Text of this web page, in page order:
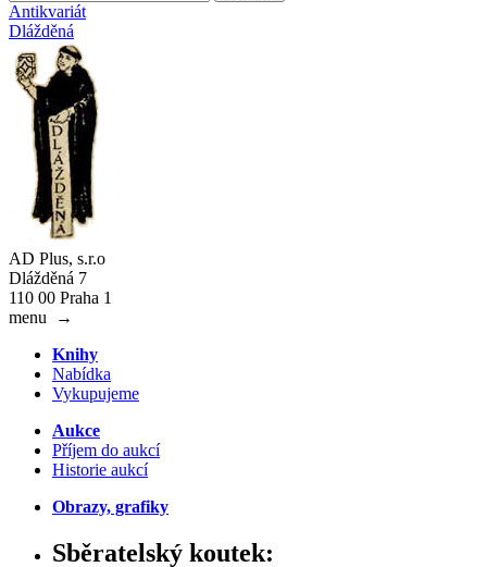
Antikvariát
Dlážděná
AD Plus, s.r.o
Dlážděná 7
110 00 Praha 1
menu
→
Knihy
Nabídka
Vykupujeme
Aukce
Příjem do aukcí
Historie aukcí
Obrazy, grafiky
Sběratelský koutek: